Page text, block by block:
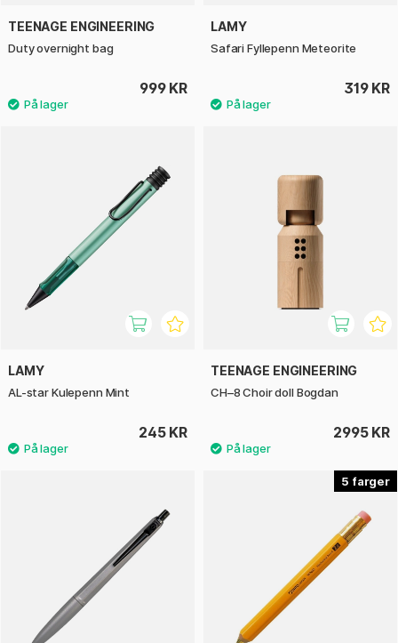
TEENAGE ENGINEERING
Duty overnight bag
999 KR
LAMY
Safari Fyllepenn Meteorite
319 KR
LAMY
AL-star Kulepenn Mint
245 KR
TEENAGE ENGINEERING
CH–8 Choir doll Bogdan
2995 KR
5